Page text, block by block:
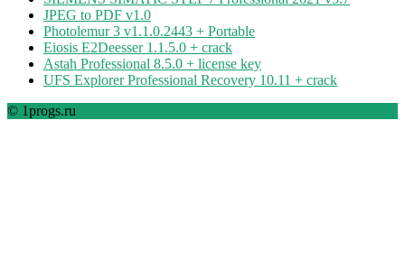
JPEG to PDF v1.0
Photolemur 3 v1.1.0.2443 + Portable
Eiosis E2Deesser 1.1.5.0 + crack
Astah Professional 8.5.0 + license key
UFS Explorer Professional Recovery 10.11 + crack
© 1progs.ru